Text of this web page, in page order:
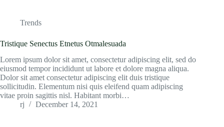
Trends
Tristique Senectus Etnetus Otmalesuada
Lorem ipsum dolor sit amet, consectetur adipiscing elit, sed do
eiusmod tempor incididunt ut labore et dolore magna aliqua.
Dolor sit amet consectetur adipiscing elit duis tristique
sollicitudin. Elementum nisi quis eleifend quam adipiscing
vitae proin sagittis nisl. Habitant morbi…
rj
December 14, 2021